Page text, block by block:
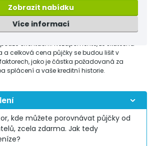
Zobrazit nabídku
Více informací
orientační. Nezapomeňte, že skutečná
a celková cena půjčky se budou lišit v
jako je částka požadovaná za
splácení a vaše kreditní historie.
kde můžete porovnávat půjčky od
zcela zdarma. Jak tedy